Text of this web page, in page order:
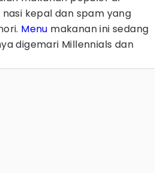
kepal dan spam yang
Menu makanan ini sedang
digemari Millennials dan